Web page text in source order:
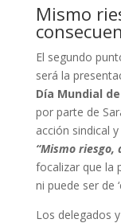
Mismo
El segundo
será la
Día Mundial
por parte de
acción sindical
“Mismo riesgo,
focalizar que la
ni puede ser de
Los delegados